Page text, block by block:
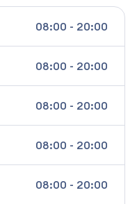
08:00 - 20:00
08:00 - 20:00
08:00 - 20:00
08:00 - 20:00
08:00 - 20:00